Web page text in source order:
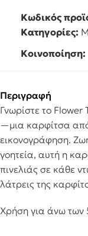
Κωδικός
Κατηγορίες:
Κοινοποίηση:
Περιγραφή
Γνωρίστε το
—μια καρφίτσα
εικονογράφηση.
γοητεία, αυτή η
πινελιάς σε κάθε
λάτρεις της
Χρήση για άνω των